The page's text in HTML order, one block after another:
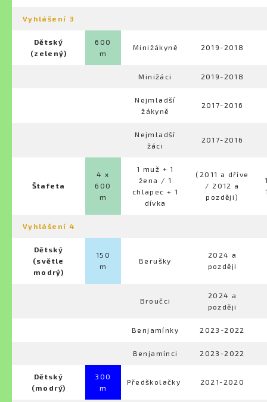
Vyhlášení 3
Dětský
(zelený)
600
m
Minižákyně 2019-2018
Minižáci 2019-2018
Nejmladší
žákyně
2017-2016
Nejmladší
žáci
2017-2016
Štafeta
4 x
600
m
1 muž + 1
žena / 1
chlapec + 1
dívka
(2011 a dříve
/ 2012 a
později)
Vyhlášení 4
Dětský
(světle
modrý)
150
m
Berušky
2024 a
později
Broučci
2024 a
později
Benjamínky 2023-2022
Benjamínci 2023-2022
Dětský
(modrý)
300
m
Předškolačky 2021-2020